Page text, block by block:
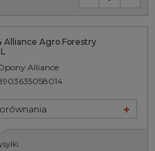
Alliance Agro Forestry
Alliance